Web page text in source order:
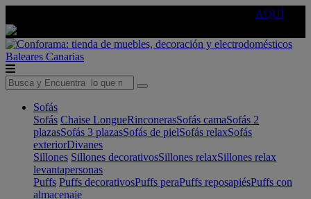
AQUÍ
Baleares Canarias
Sofás
Sofás Chaise LongueRinconerasSofás camaSofás 2
plazasSofás 3 plazasSofás de pielSofás relaxSofás
exteriorDivanes
Sillones Sillones decorativosSillones relaxSillones relax
levantapersonas
Puffs Puffs decorativosPuffs peraPuffs reposapiésPuffs con
almacenaje